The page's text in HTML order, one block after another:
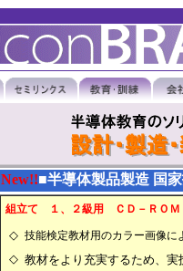
New!!■半導体製品製造 国
組立て １、２級用 ＣＤ－ＲＯＭ
◇ 技能検定教材用のカラー画像に
◇ 教材をより充実するため、実